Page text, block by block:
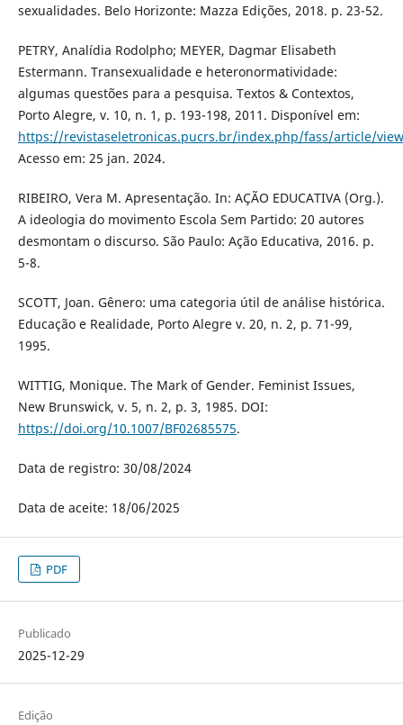
sexualidades. Belo Horizonte: Mazza Edições, 2018. p. 23-52.
PETRY, Analídia Rodolpho; MEYER, Dagmar Elisabeth
Estermann. Transexualidade e heteronormatividade:
algumas questões para a pesquisa. Textos & Contextos,
Porto Alegre, v. 10, n. 1, p. 193-198, 2011. Disponível em:
https://revistaseletronicas.pucrs.br/index.php/fass/article/
Acesso em: 25 jan. 2024.
RIBEIRO, Vera M. Apresentação. In: AÇÃO EDUCATIVA (Org.).
A ideologia do movimento Escola Sem Partido: 20 autores
desmontam o discurso. São Paulo: Ação Educativa, 2016. p.
5-8.
SCOTT, Joan. Gênero: uma categoria útil de análise histórica.
Educação e Realidade, Porto Alegre v. 20, n. 2, p. 71-99,
1995.
WITTIG, Monique. The Mark of Gender. Feminist Issues,
New Brunswick, v. 5, n. 2, p. 3, 1985. DOI:
https://doi.org/10.1007/BF02685575.
Data de registro: 30/08/2024
Data de aceite: 18/06/2025
PDF
Publicado
2025-12-29
Edição